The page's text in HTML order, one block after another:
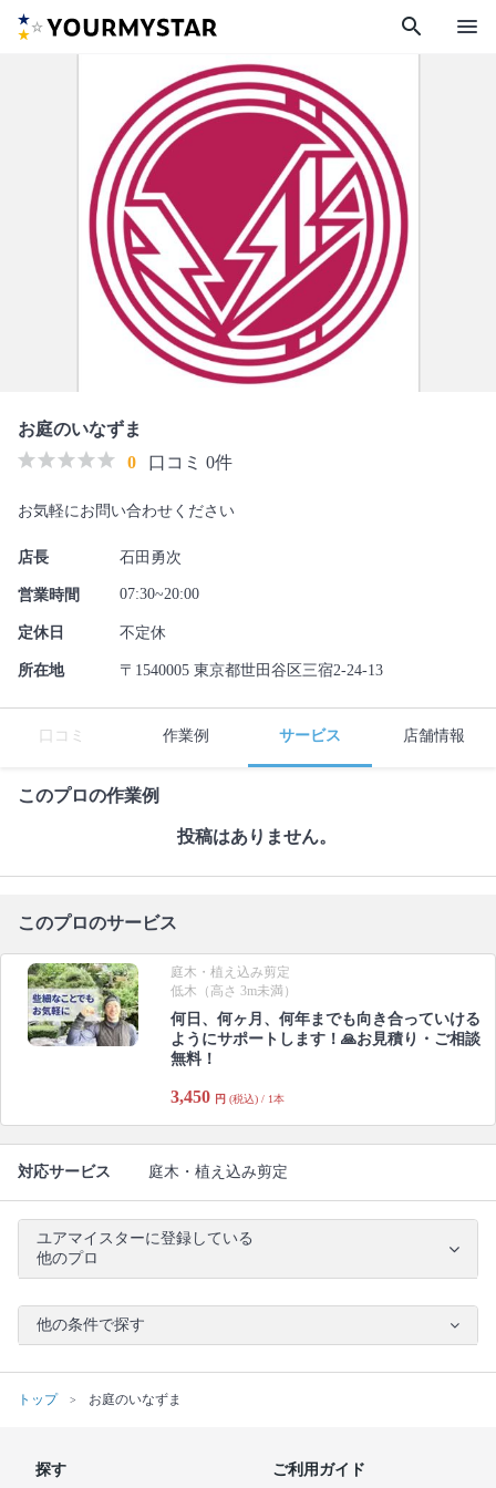
search menu
お庭のいなずま
0
口コミ 0件
お気軽にお問い合わせください
店長 石田勇次
営業時間 07:30~20:00
定休日 不定休
所在地 〒1540005 東京都世田谷区三宿2-24-13
口コミ 作業例 サービス 店舗情報
このプロの作業例
投稿はありません。
このプロのサービス
庭木・植え込み剪定
低木（高さ 3m未満）
何日、何ヶ月、何年までも向き合っていける
ようにサポートします！🙏お見積り・ご相談
無料！
3,450 円 (税込) / 1本
対応サービス 庭木・植え込み剪定
ユアマイスターに登録している
他のプロ
他の条件で探す
トップ お庭のいなずま
探す ご利用ガイド